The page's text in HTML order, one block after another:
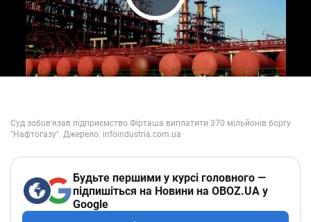
Play Video
Будьте першими у курсі головного —
підпишіться на Новини на OBOZ.UA у
Google